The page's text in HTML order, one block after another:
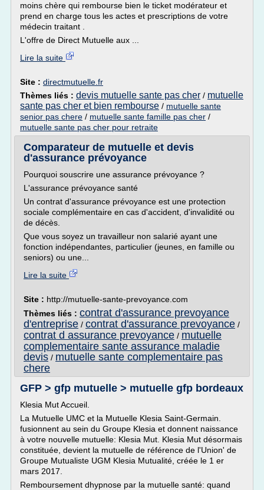
moins chère qui rembourse bien le ticket modérateur et
prend en charge tous les actes et prescriptions de votre
médecin traitant .
L'offre de Direct Mutuelle aux ...
Lire la suite
Site : directmutuelle.fr
Thèmes liés : devis mutuelle sante pas cher / mutuelle
sante pas cher et bien rembourse / mutuelle sante
senior pas chere / mutuelle sante famille pas cher /
mutuelle sante pas cher pour retraite
Comparateur de mutuelle et devis
d'assurance prévoyance
Pourquoi souscrire une assurance prévoyance ?
L'assurance prévoyance santé
Un contrat d'assurance prévoyance est une protection
sociale complémentaire en cas d'accident, d'invalidité ou
de décès.
Que vous soyez un travailleur non salarié ayant une
fonction indépendantes, particulier (jeunes, en famille ou
seniors) ou une...
Lire la suite
Site : http://mutuelle-sante-prevoyance.com
Thèmes liés : contrat d'assurance prevoyance
d'entreprise / contrat d'assurance prevoyance /
contrat d assurance prevoyance / mutuelle
complementaire sante assurance maladie
devis / mutuelle sante complementaire pas
chere
GFP > gfp mutuelle > mutuelle gfp bordeaux
Klesia Mut Accueil.
La Mutuelle UMC et la Mutuelle Klesia Saint-Germain.
fusionnent au sein du Groupe Klesia et donnent naissance
à votre nouvelle mutuelle: Klesia Mut. Klesia Mut désormais
constituée, devient la mutuelle de référence de l'Union' de
Groupe Mutualiste UGM Klesia Mutualité, créée le 1 er
mars 2017.
Remboursement dhypnose par la mutuelle santé: quand